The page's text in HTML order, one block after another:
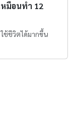
มือนทำ 12
ช้ชีวิตได้มากขึ้น